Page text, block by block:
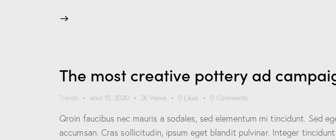
The most creative pottery ad
Trends abril 15, 2020 2K Views 0 Likes 0 Comments
Qroin faucibus nec mauris a sodales, sed elementum mi tincidunt. Sed
accumsan. Cras sollicitudin, ipsum eget blandit pulvinar. Integer